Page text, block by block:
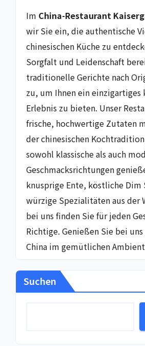
Im China-Restaurant
wir Sie ein, die authentische
chinesischen Küche zu
Sorgfalt und Leidenschaft
traditionelle Gerichte nach
zu, um Ihnen ein einzigartiges
Erlebnis zu bieten. Unser
frische, hochwertige Zutaten
der chinesischen
sowohl klassische als auch
Geschmacksrichtungen
knusprige Ente, köstliche Dim
würzige Spezialitäten aus der
bei uns finden Sie für jeden
Richtige. Genießen Sie bei
China im gemütlichen
Suchen